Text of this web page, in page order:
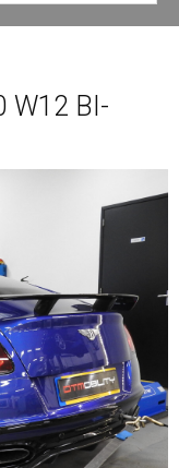
W12 BI-